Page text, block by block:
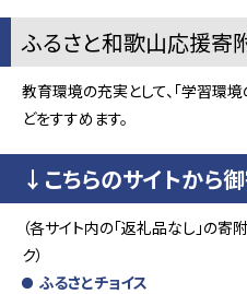
ふるさと和歌山応援寄
教育環境の充実として、「学習環境
どをすすめます。
↓こちらのサイトから
（各サイト内の「返礼品なし」の寄
ク）
ふるさとチョイス